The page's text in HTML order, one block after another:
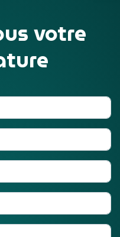
votre